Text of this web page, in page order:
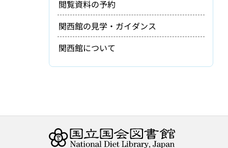
閲覧資料の予約
関西館の見学・ガイダンス
関西館について